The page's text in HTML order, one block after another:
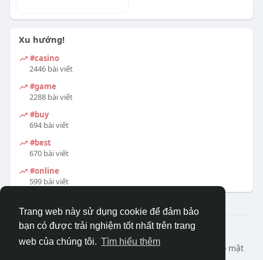
Trang web này sử dụng cookie để đảm bảo
bạn có được trải nghiệm tốt nhất trên trang
web của chúng tôi. Tìm hiểu thêm
Xu hướng!
#casino
2446 bài viết
#game
2288 bài viết
#buy
694 bài viết
#best
670 bài viết
#online
599 bài viết
© 2026 DRVIET.COM
Nhà
Bao Quát Liên hệ chúng tôi
Chính sách bảo mật